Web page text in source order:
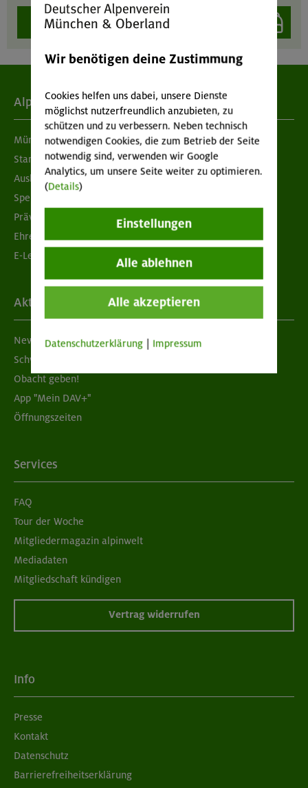
auswählen
Alpenverein
München & Oberland
Standorte
Ausbildung & Jobs
Spenden
Prävention sexualisierter Gewalt
Ehrenamtsbörse
E-Learning
Aktuelles
Newsletter
Schwarzes Brett
Obacht geben!
App "Mein DAV+"
Öffnungszeiten
Services
FAQ
Tour der Woche
Mitgliedermagazin alpinwelt
Mediadaten
Mitgliedschaft kündigen
Vertrag widerrufen
Info
Presse
Kontakt
Datenschutz
Barrierefreiheitserklärung
Wir benötigen deine Zustimmung
Cookies helfen uns dabei, unsere Dienste
möglichst nutzerfreundlich anzubieten, zu
schützen und zu verbessern. Neben technisch
notwendigen Cookies, die zum Betrieb der Seite
notwendig sind, verwenden wir Google
Analytics, um unsere Seite weiter zu optimieren.
(Details)
Einstellungen
Alle ablehnen
Alle akzeptieren
Datenschutzerklärung Impressum